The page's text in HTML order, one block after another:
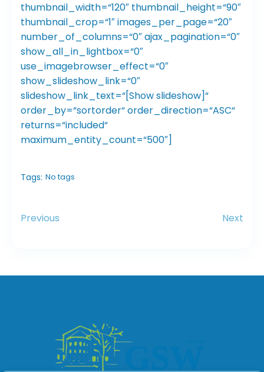
thumbnail_width=“120″ thumbnail_height=“90″
thumbnail_crop=“1″ images_per_page=“20″
number_of_columns=“0″ ajax_pagination=“0″
show_all_in_lightbox=“0″
use_imagebrowser_effect=“0″
show_slideshow_link=“0″
slideshow_link_text=“[Show slideshow]“
order_by=“sortorder“ order_direction=“ASC“
returns=“included“
maximum_entity_count=“500″]
Tags: No tags
Previous Next